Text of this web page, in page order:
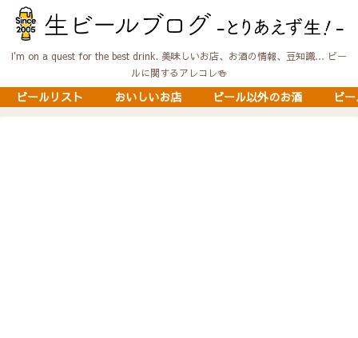
I'm on a quest for the best drink. 美味しいお店、お酒の情報、豆知識… ビー
ルに関するアレコレ🍻
ビールリスト おいしいお店 ビール以外のお酒 ビ